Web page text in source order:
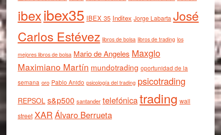
ibexibex35 IBEX 35 Inditex Jorge Labarta José
Carlos Estévez libros de bolsa libros de trading los
mejores libros de bolsa Mario de Angeles Maxglo
Maximiano Martín mundotrading oportunidad de la
semana oro Pablo Anido psicología del trading psicotrading
REPSOL s&p500 santander telefónicatrading wall
street XAR Álvaro Berrueta